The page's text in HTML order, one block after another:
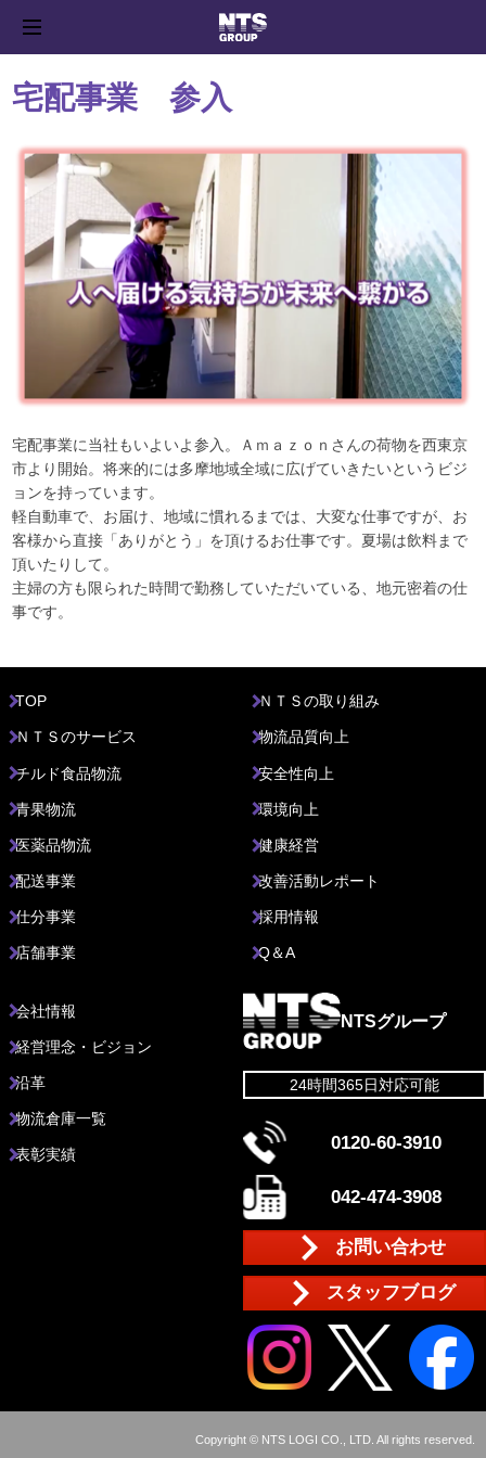
宅配事業 参入
宅配事業に当社もいよいよ参入。Ａｍａｚｏｎさんの荷物を西東京
市より開始。将来的には多摩地域全域に広げていきたいというビジ
ョンを持っています。
軽自動車で、お届け、地域に慣れるまでは、大変な仕事ですが、お
客様から直接「ありがとう」を頂けるお仕事です。夏場は飲料まで
頂いたりして。
主婦の方も限られた時間で勤務していただいている、地元密着の仕
事です。
TOP
ＮＴＳのサービス
チルド食品物流
青果物流
医薬品物流
配送事業
仕分事業
店舗事業
ＮＴＳの取り組み
物流品質向上
安全性向上
環境向上
健康経営
改善活動レポート
採用情報
Q＆A
会社情報
経営理念・ビジョン
沿革
物流倉庫一覧
表彰実績
NTSグループ
24時間365日対応可能
0120-60-3910
042-474-3908
お問い合わせ
スタッフブログ
Copyright © NTS LOGI CO., LTD. All rights reserved.